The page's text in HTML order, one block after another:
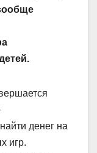
денег на
игр.